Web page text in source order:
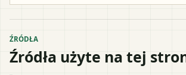
ŹRÓDŁA
Źródła użyte na tej